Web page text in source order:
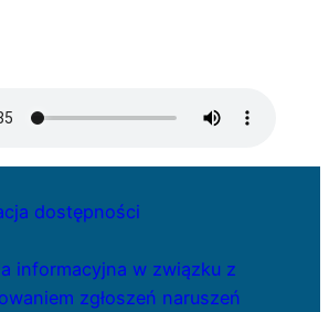
dostępności
informacyjna w związku z
zgłoszeń naruszeń